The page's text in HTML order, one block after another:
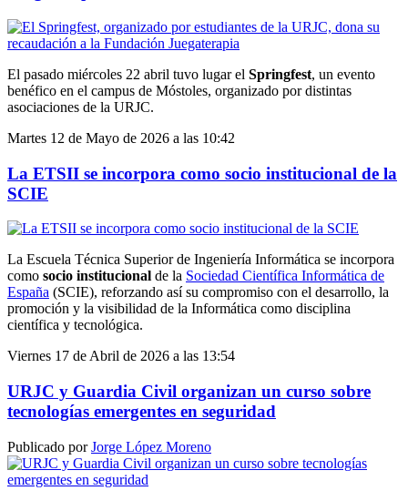
El pasado miércoles 22 abril tuvo lugar el Springfest, un evento
benéfico en el campus de Móstoles, organizado por distintas
asociaciones de la URJC.
Martes 12 de Mayo de 2026 a las 10:42
La ETSII se incorpora como socio institucional de la
SCIE
La Escuela Técnica Superior de Ingeniería Informática se incorpora
como socio institucional de la Sociedad Científica Informática de
España (SCIE), reforzando así su compromiso con el desarrollo, la
promoción y la visibilidad de la Informática como disciplina
científica y tecnológica.
Viernes 17 de Abril de 2026 a las 13:54
URJC y Guardia Civil organizan un curso sobre
tecnologías emergentes en seguridad
Publicado porJorge López Moreno